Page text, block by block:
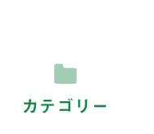
カテゴリー